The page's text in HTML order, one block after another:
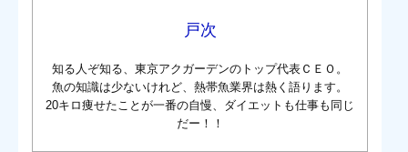
戸次
知る人ぞ知る、東京アクガーデンのトップ代表ＣＥＯ。
魚の知識は少ないけれど、熱帯魚業界は熱く語ります。
20キロ痩せたことが一番の自慢、ダイエットも仕事も同じ
だー！！